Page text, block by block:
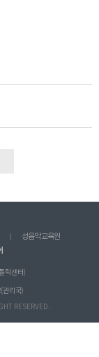
성음악 교육원
릭센터)
관리국)
RESERVED.